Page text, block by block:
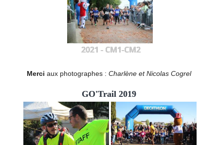
2021 - CM1-CM2
Merci aux photographes : Charlène et Nicolas Cogrel
GO'Trail 2019